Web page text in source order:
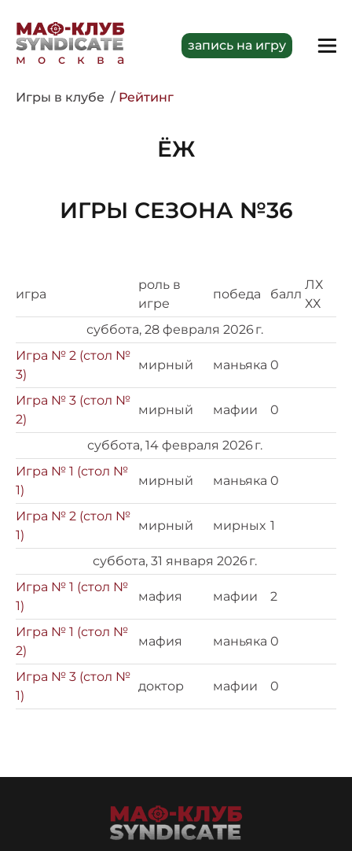
москва
запись на игру
Игры в клубе Рейтинг
ЁЖ
ИГРЫ СЕЗОНА №36
игра
роль в
игре
победа балл
ЛХ
ХХ
суббота, 28 февраля 2026 г.
Игра № 2 (стол №
3)
мирный маньяка 0
Игра № 3 (стол №
2)
мирный мафии 0
суббота, 14 февраля 2026 г.
Игра № 1 (стол №
1)
мирный маньяка 0
Игра № 2 (стол №
1)
мирный мирных 1
суббота, 31 января 2026 г.
Игра № 1 (стол №
1)
мафия мафии 2
Игра № 1 (стол №
2)
мафия маньяка 0
Игра № 3 (стол №
1)
доктор мафии 0